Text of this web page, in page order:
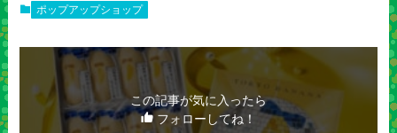
ポップアップショップ
この記事が気に入ったら
フォローしてね！